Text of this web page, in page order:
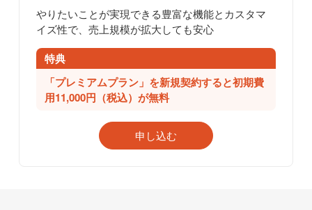
やりたいことが実現できる豊富な機能とカスタマ
イズ性で、売上規模が拡大しても安心
特典
「プレミアムプラン」を新規契約すると初期費
用11,000円（税込）が無料
申し込む